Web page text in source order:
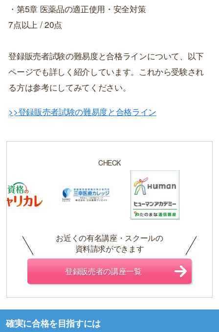
・第5章 医薬品の適正使用・安全対策
7点以上 / 20点
登録販売者試験の難易度と合格ラインについて、以下
ページでも詳しく紹介しています。これから受験され
る方は参考にしてみてください。
>>登録販売者試験の難易度と合格ライン
CHECK
お近くの有名講座・スクールの
資料請求ができます
登録販売者の講座一覧
確実に合格を目指すには